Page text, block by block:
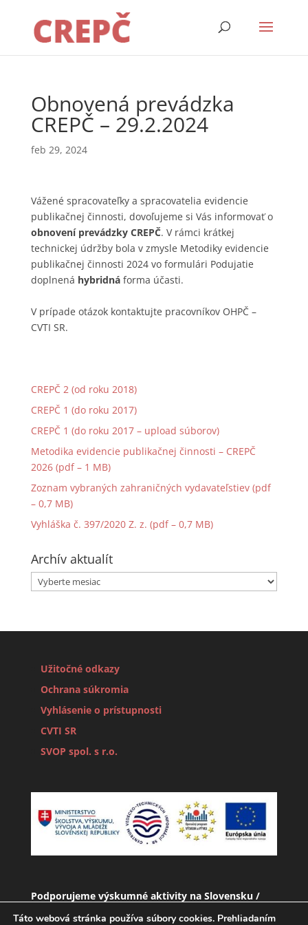
Obnovená prevádzka
CREPČ – 29.2.2024
feb 29, 2024
Vážené spracovateľky a spracovatelia evidencie
publikačnej činnosti, dovoľujeme si Vás informovať o
obnovení prevádzky CREPČ. V rámci krátkej
technickej údržby bola v zmysle Metodiky evidencie
publikačnej činnosti 2024 vo formulári Podujatie
doplnená hybridná forma účasti.
V prípade otázok kontaktujte pracovníkov OHPČ –
CVTI SR.
CREPČ 2 (od roku 2018)
CREPČ 1 (do roku 2017)
CREPČ 1 (do roku 2017 – upload súborov)
Metodika evidencie publikačnej činnosti – CREPČ
2026 (pdf – 1 MB)
Zoznam vybraných zahraničných vydavateľstiev (pdf
– 0,7 MB)
Vyhláška č. 397/2020 Z. z. (pdf – 0,7 MB)
Archív aktualít
Archív
aktualít
Užitočné odkazy
Ochrana súkromia
Vyhlásenie o prístupnosti
CVTI SR
SVOP spol. s r.o.
Podporujeme výskumné aktivity na Slovensku /
Projekt je spolufinancovaný zo zdrojov EÚ
Táto webová stránka používa súbory cookies. Prehliadaním